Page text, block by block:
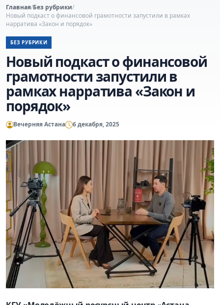
Главная/Без рубрики/
Новый подкаст о финансовой грамотности запустили в рамках
нарратива «Закон и порядок»
БЕЗ РУБРИКИ
Новый подкаст о финансовой
грамотности запустили в
рамках нарратива «Закон и
порядок»
Вечерняя Астана 6 декабря, 2025